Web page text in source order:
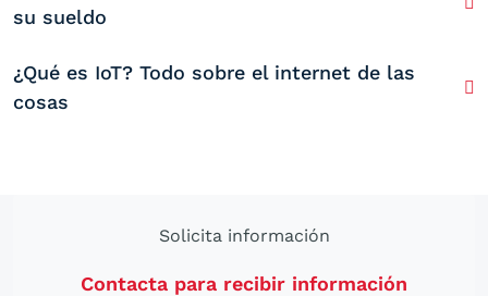
su sueldo
¿Qué es IoT? Todo sobre el internet de las
cosas
Solicita información
Contacta para recibir información